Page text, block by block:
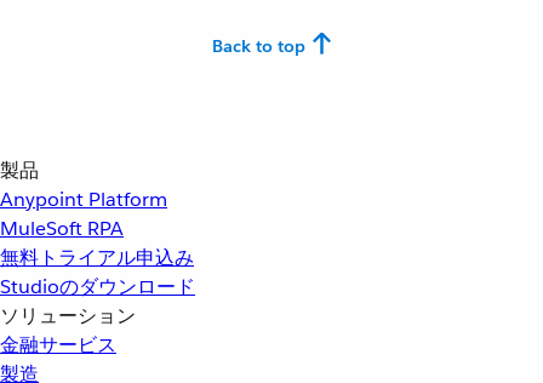
Back to top
製品
Anypoint Platform
MuleSoft RPA
無料トライアル申込み
Studioのダウンロード
ソリューション
金融サービス
製造